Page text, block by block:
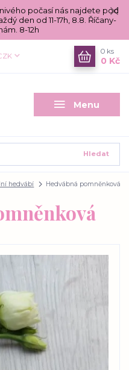
počasí nás najdete pod
den od 11-17h, 8.8. Říčany-
8-12h
Menu
Hledat
0 ks
0 Kč
hedvábí Hedvábná pomněnková